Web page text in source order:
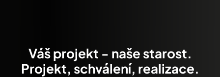
Váš projekt - naše starost.
Projekt, schválení, realizace.